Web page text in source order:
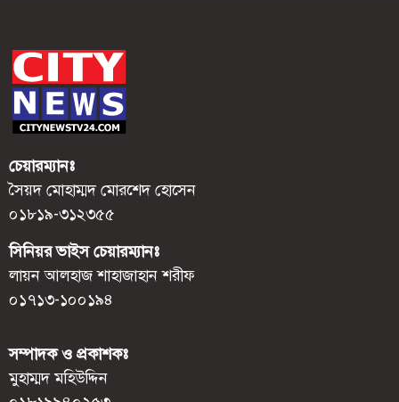
চেয়ারম্যানঃ
সৈয়দ মোহাম্মদ মোরশেদ হোসেন
০১৮১৯-৩১২৩৫৫
সিনিয়র ভাইস চেয়ারম্যানঃ
লায়ন আলহাজ শাহাজাহান শরীফ
০১৭১৩-১০০১৯৪
সম্পাদক ও প্রকাশকঃ
মুহাম্মদ মহিউদ্দিন